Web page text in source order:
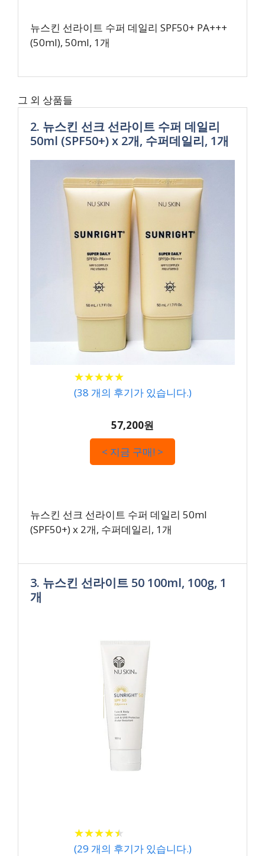
뉴스킨 선라이트 수퍼 데일리 SPF50+ PA+++
(50ml), 50ml, 1개
그 외 상품들
2. 뉴스킨 선크 선라이트 수퍼 데일리
50ml (SPF50+) x 2개, 수퍼데일리, 1개
★★★★★
★★★★★
(38 개의 후기가 있습니다.)
57,200원
< 지금 구매! >
뉴스킨 선크 선라이트 수퍼 데일리 50ml
(SPF50+) x 2개, 수퍼데일리, 1개
3. 뉴스킨 선라이트 50 100ml, 100g, 1
개
★★★★★
★★★★★
(29 개의 후기가 있습니다.)